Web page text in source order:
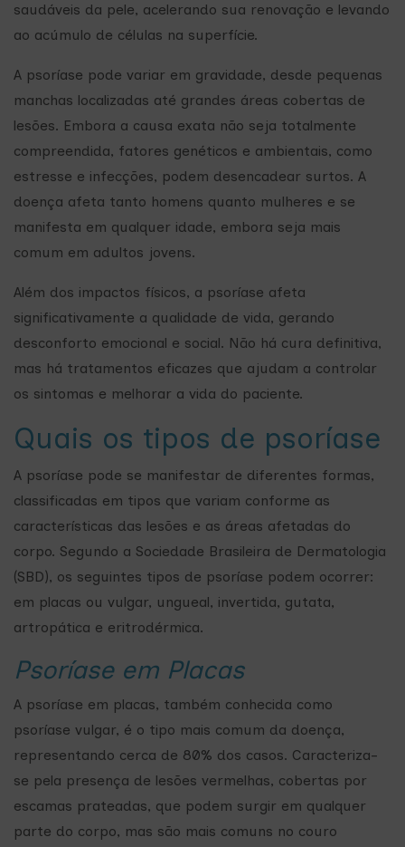
saudáveis da pele, acelerando sua renovação e levando
ao acúmulo de células na superfície.
A psoríase pode variar em gravidade, desde pequenas
manchas localizadas até grandes áreas cobertas de
lesões. Embora a causa exata não seja totalmente
compreendida, fatores genéticos e ambientais, como
estresse e infecções, podem desencadear surtos. A
doença afeta tanto homens quanto mulheres e se
manifesta em qualquer idade, embora seja mais
comum em adultos jovens.
Além dos impactos físicos, a psoríase afeta
significativamente a qualidade de vida, gerando
desconforto emocional e social. Não há cura definitiva,
mas há tratamentos eficazes que ajudam a controlar
os sintomas e melhorar a vida do paciente.
Quais os tipos de psoríase
A psoríase pode se manifestar de diferentes formas,
classificadas em tipos que variam conforme as
características das lesões e as áreas afetadas do
corpo. Segundo a Sociedade Brasileira de Dermatologia
(SBD), os seguintes tipos de psoríase podem ocorrer:
em placas ou vulgar, ungueal, invertida, gutata,
artropática e eritrodérmica.
Psoríase em Placas
A psoríase em placas, também conhecida como
psoríase vulgar, é o tipo mais comum da doença,
representando cerca de 80% dos casos. Caracteriza-
se pela presença de lesões vermelhas, cobertas por
escamas prateadas, que podem surgir em qualquer
parte do corpo, mas são mais comuns no couro